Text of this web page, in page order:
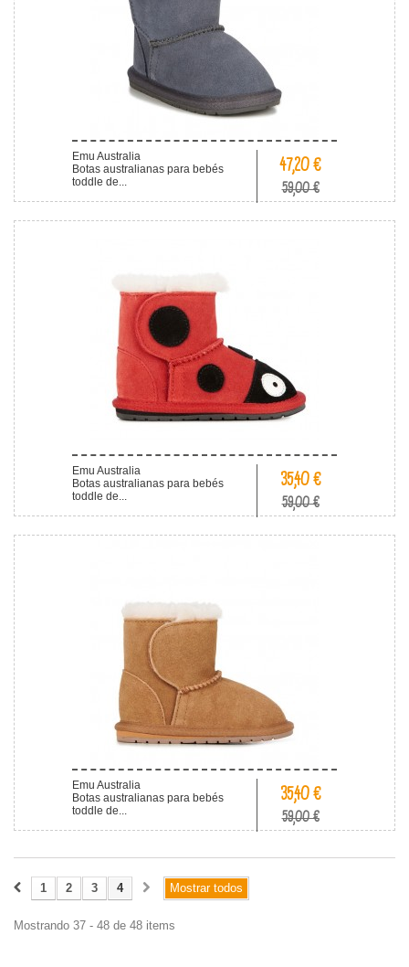
Emu Australia
Botas australianas para bebés
toddle de...
47,20 €
59,00 €
Emu Australia
Botas australianas para bebés
toddle de...
35,40 €
59,00 €
Emu Australia
Botas australianas para bebés
toddle de...
35,40 €
59,00 €
Mostrar todos
1 2 3 4
Mostrando 37 - 48 de 48 items